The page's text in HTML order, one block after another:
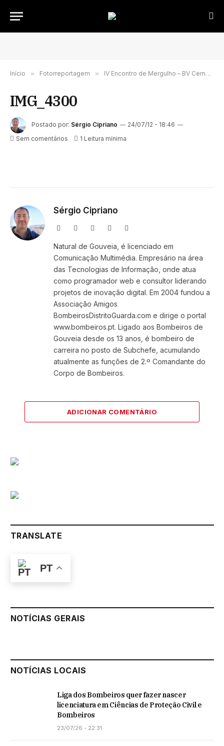
Início » Fotorreportagem » IV Encontro de Mergulho – BV Cernache do Bonjardim
IMG_4300
Postado por: Sérgio Cipriano
24/07/12 - 18:46
Sem comentários
1 Leitura mínima
Sérgio Cipriano
Website Facebook Instagram
Natural de Gouveia, é licenciado em
Comunicação Multimédia. Empresário na área
das Tecnologias de Informação, onde atua
como programador web e consultor liderando
projetos de inovação digital. Em 2004 fundou a
Associação Amigos
BombeirosDistritoGuarda.com e dirige o portal
www.bombeiros.pt. Ligado aos Bombeiros de
Gouveia desde os 13 anos, é bombeiro de
carreira no posto de Subchefe, acumulando
atualmente as funções de 2.º Comandante do
Corpo de Bombeiros.
ADICIONAR COMENTÁRIO
TRANSLATE
PT
NOTÍCIAS GERAIS
NOTÍCIAS LOCAIS
Liga dos Bombeiros quer fazer nascer
licenciatura em Ciências de Proteção Civil e
Bombeiros
23/07/26 - 22:31